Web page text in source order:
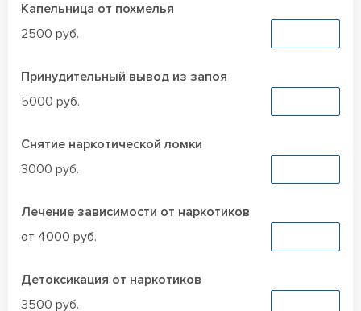
Капельница от похмелья
2500 руб.
Принудительный вывод из запоя
5000 руб.
Снятие наркотической ломки
3000 руб.
Лечение зависимости от наркотиков
от 4000 руб.
Детоксикация от наркотиков
3500 руб.